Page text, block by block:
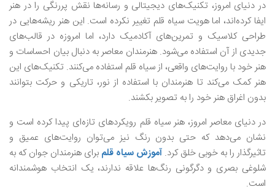
در دنیای امروز، تکنیک‌های دیجیتالی و رسانه‌ها نقش پررنگی را در هنر
ایفا کرده‌اند، اما هویت سیاه قلم تغییر نکرده است. این هنر ریشه‌هایی در
طراحی کلاسیک و تمرین‌های آکادمیک دارد، اما امروزه در قالب‌های
جدیدی از آن استفاده می‌شود. هنرمندان معاصر به دنبال بیان احساسات و
هنر خود با روایت‌های واقعی، از سیاه قلم استفاده می‌کنند.‌ تکنیک‌های این
هنر کمک می‌کند تا هنرمندان با استفاده از نور، تاریکی و حرکت بتوانند
بدون اغراق هنر خود را به تصویر بکشند.
در دنیای معاصر امروز، هنر سیاه قلم رویکردهای تازه‌ای پیدا کرده است و
نشان می‌دهد که حتی بدون رنگ نیز می‌توان روایت‌های عمیق و
تاثیرگذار را به خوبی خلق کرد. آموزش سیاه قلم برای هنرمندان جوان که به
شلوغی بصری و دگرگونی رنگ‌ها علاقه ندارند، یک انتخاب هوشمندانه
است.